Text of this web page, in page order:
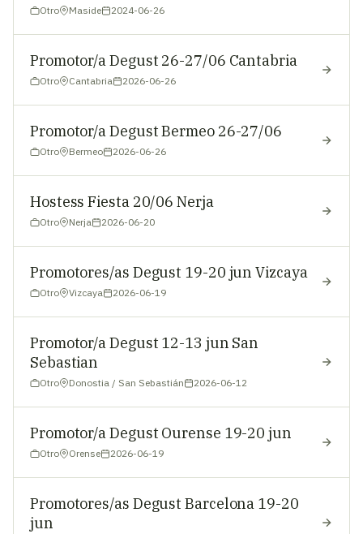
Otro Maside 2024-06-26
Promotor/a Degust 26-27/06 Cantabria
Otro Cantabria 2026-06-26
Promotor/a Degust Bermeo 26-27/06
Otro Bermeo 2026-06-26
Hostess Fiesta 20/06 Nerja
Otro Nerja 2026-06-20
Promotores/as Degust 19-20 jun Vizcaya
Otro Vizcaya 2026-06-19
Promotor/a Degust 12-13 jun San
Sebastian
Otro Donostia / San Sebastián 2026-06-12
Promotor/a Degust Ourense 19-20 jun
Otro Orense 2026-06-19
Promotores/as Degust Barcelona 19-20
jun